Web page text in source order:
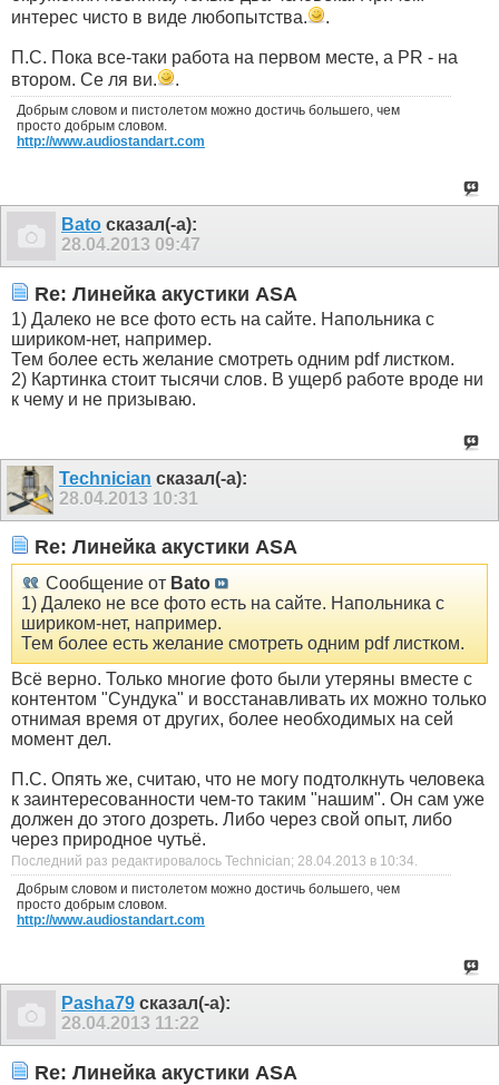
интерес чисто в виде любопытства.
.
П.С. Пока все-таки работа на первом месте, а PR - на
втором. Се ля ви.
.
Добрым словом и пистолетом можно достичь большего, чем
просто добрым словом.
http://www.audiostandart.com
Bato сказал(-а):
28.04.2013 09:47
Re: Линейка акустики ASA
1) Далеко не все фото есть на сайте. Напольника с
шириком-нет, например.
Тем более есть желание смотреть одним pdf листком.
2) Картинка стоит тысячи слов. В ущерб работе вроде ни
к чему и не призываю.
Technician сказал(-а):
28.04.2013 10:31
Re: Линейка акустики ASA
Сообщение от Bato
1) Далеко не все фото есть на сайте. Напольника с
шириком-нет, например.
Тем более есть желание смотреть одним pdf листком.
Всё верно. Только многие фото были утеряны вместе с
контентом "Сундука" и восстанавливать их можно только
отнимая время от других, более необходимых на сей
момент дел.
П.С. Опять же, считаю, что не могу подтолкнуть человека
к заинтересованности чем-то таким "нашим". Он сам уже
должен до этого дозреть. Либо через свой опыт, либо
через природное чутьё.
Последний раз редактировалось Technician; 28.04.2013 в 10:34.
Добрым словом и пистолетом можно достичь большего, чем
просто добрым словом.
http://www.audiostandart.com
Pasha79 сказал(-а):
28.04.2013 11:22
Re: Линейка акустики ASA